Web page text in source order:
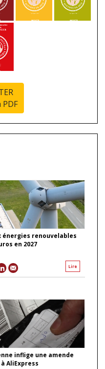
énergies renouvelables
en 2027
Lire
inflige une amende
AliExpress